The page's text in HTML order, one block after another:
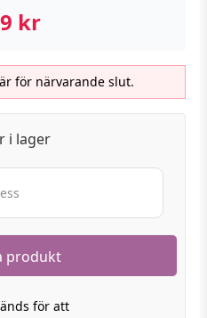
kr
för närvarande slut.
i lager
för att